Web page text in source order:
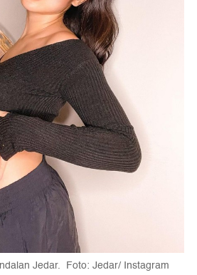
Jedar. Foto: Jedar/ Instagram